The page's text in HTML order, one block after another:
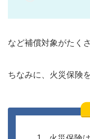
など補償対象がたく
ちなみに、火災保険